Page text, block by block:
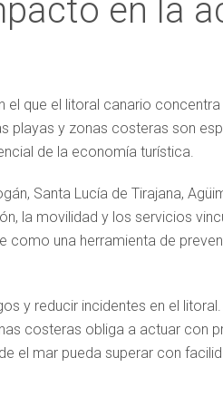
en la
que el litoral canario
playas y zonas costeras son
de la economía turística.
Santa Lucía de Tirajana,
la movilidad y los servicios
una herramienta de
y reducir incidentes en el
costeras obliga a actuar con
el mar pueda superar con